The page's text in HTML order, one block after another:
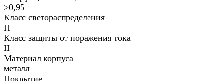
>0,95
Класс светораспределения
П
Класс защиты от поражения тока
II
Материал корпуса
металл
Покрытие